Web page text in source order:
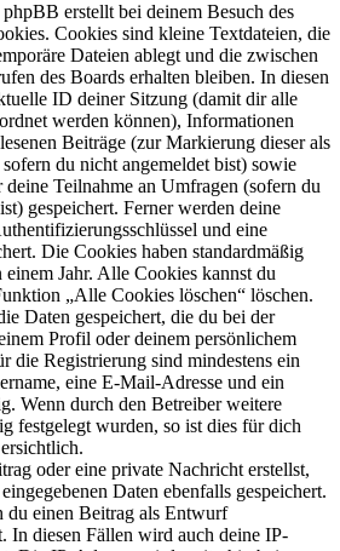
erstellt bei deinem Besuch des
Cookies sind kleine Textdateien, die
Dateien ablegt und die zwischen
des Boards erhalten bleiben. In diesen
ID deiner Sitzung (damit dir alle
werden können), Informationen
Beiträge (zur Markierung dieser als
sofern du nicht angemeldet bist) sowie
Teilnahme an Umfragen (sofern du
gespeichert. Ferner werden deine
und eine
Die Cookies haben standardmäßig
Jahr. Alle Cookies kannst du
„Alle Cookies löschen“ löschen.
Daten gespeichert, die du bei der
Profil oder deinem persönlichem
die Registrierung sind mindestens ein
eine E-Mail-Adresse und ein
Wenn durch den Betreiber weitere
festgelegt wurden, so ist dies für dich
oder eine private Nachricht erstellst,
Daten ebenfalls gespeichert.
du einen Beitrag als Entwurf
In diesen Fällen wird auch deine IP-